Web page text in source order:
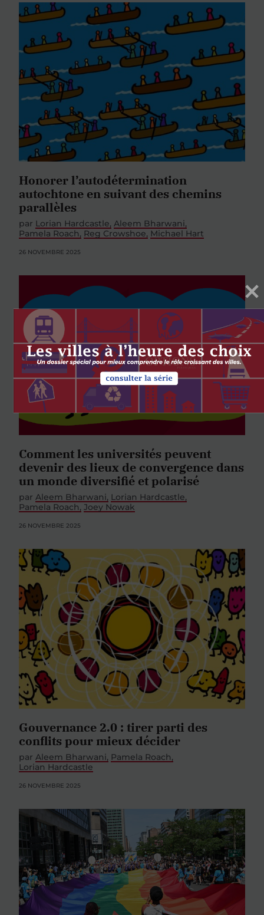
Honorer l’autodétermination
autochtone en suivant des chemins
parallèles
par Lorian Hardcastle Aleem Bharwani
Pamela Roach Reg Crowshoe Michael Hart
26 NOVEMBRE 2025
Comment les universités peuvent
devenir des lieux de convergence dans
un monde diversifié et polarisé
par Aleem Bharwani Lorian Hardcastle
Pamela Roach Joey Nowak
26 NOVEMBRE 2025
Gouvernance 2.0 : tirer parti des
conflits pour mieux décider
par Aleem Bharwani Pamela Roach
Lorian Hardcastle
26 NOVEMBRE 2025